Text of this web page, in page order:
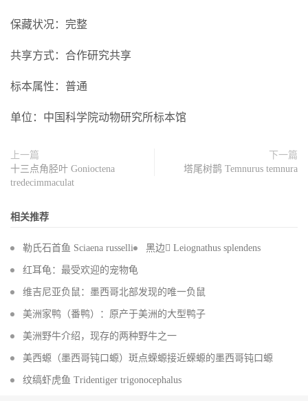
保藏状况：完整
共享方式：合作研究共享
标本属性：普通
单位：中国科学院动物研究所标本馆
上一篇
十三点角胫叶 Gonioctena
tredecimmaculat
下一篇
塔尾树鹊 Temnurus temnura
相关推荐
勒氏石首鱼 Sciaena russelli 黑边 Leiognathus splendens
红耳龟：最受欢迎的宠物龟
维吉尼亚负鼠：墨西哥北部发现的唯一负鼠
美洲家鸭（番鸭）：原产于美洲的大型鸭子
美洲野牛介绍，现存的两种野牛之一
美西螈（墨西哥钝口螈）斑点蝾螈接近蝾螈的墨西哥钝口螈
纹缟虾虎鱼 Tridentiger trigonocephalus